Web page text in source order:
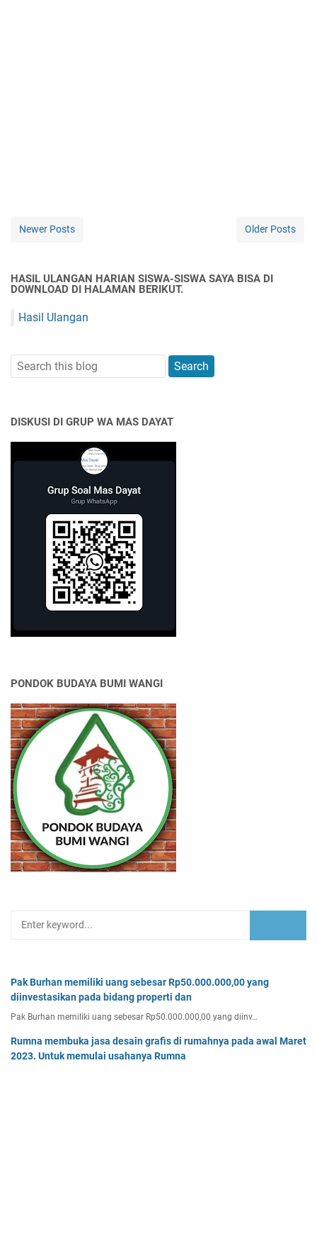
Newer Posts Older Posts
HASIL ULANGAN HARIAN SISWA-SISWA SAYA BISA DI
DOWNLOAD DI HALAMAN BERIKUT.
Hasil Ulangan
DISKUSI DI GRUP WA MAS DAYAT
PONDOK BUDAYA BUMI WANGI
Pak Burhan memiliki uang sebesar Rp50.000.000,00 yang
diinvestasikan pada bidang properti dan
Pak Burhan memiliki uang sebesar Rp50.000.000,00 yang diinv…
Rumna membuka jasa desain grafis di rumahnya pada awal Maret
2023. Untuk memulai usahanya Rumna